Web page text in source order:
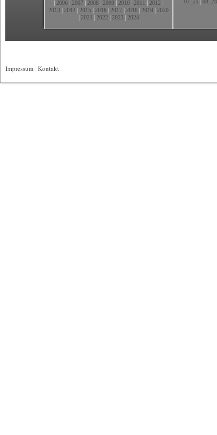
2006 2007 2008 2009 2010 2011 2012
2013 2014 2015 2016 2017 2018 2019 2020
2021 2022 2023| 2024
07_24 08_24
Impressum Kontakt